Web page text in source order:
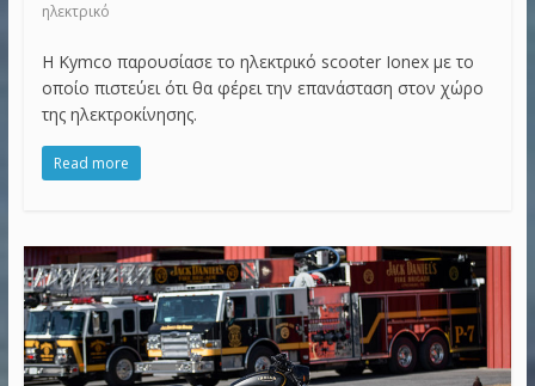
ηλεκτρικό
Η Kymco παρουσίασε το ηλεκτρικό scooter Ionex με το
οποίο πιστεύει ότι θα φέρει την επανάσταση στον χώρο
της ηλεκτροκίνησης.
Read more